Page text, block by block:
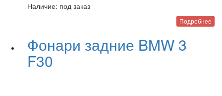
Наличие: под заказ
Подробнее
Фонари задние BMW 3
F30